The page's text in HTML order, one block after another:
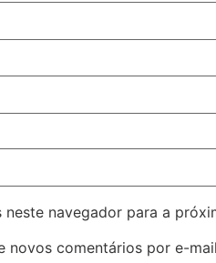
neste navegador para a
novos comentários por e-